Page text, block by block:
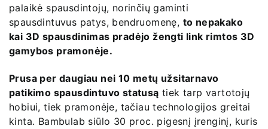
palaikė spausdintojų, norinčių gaminti
spausdintuvus patys, bendruomenę, to nepakako
kai 3D spausdinimas pradėjo žengti link rimtos 3D
gamybos pramonėje.
Prusa per daugiau nei 10 metų užsitarnavo
patikimo spausdintuvo statusą tiek tarp vartotojų
hobiui, tiek pramonėje, tačiau technologijos greitai
kinta. Bambulab siūlo 30 proc. pigesnį įrenginį, kuris